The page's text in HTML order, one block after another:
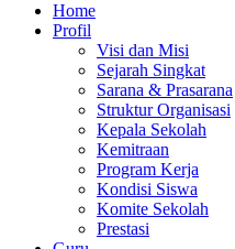
Home
Profil
Visi dan Misi
Sejarah Singkat
Sarana & Prasarana
Struktur Organisasi
Kepala Sekolah
Kemitraan
Program Kerja
Kondisi Siswa
Komite Sekolah
Prestasi